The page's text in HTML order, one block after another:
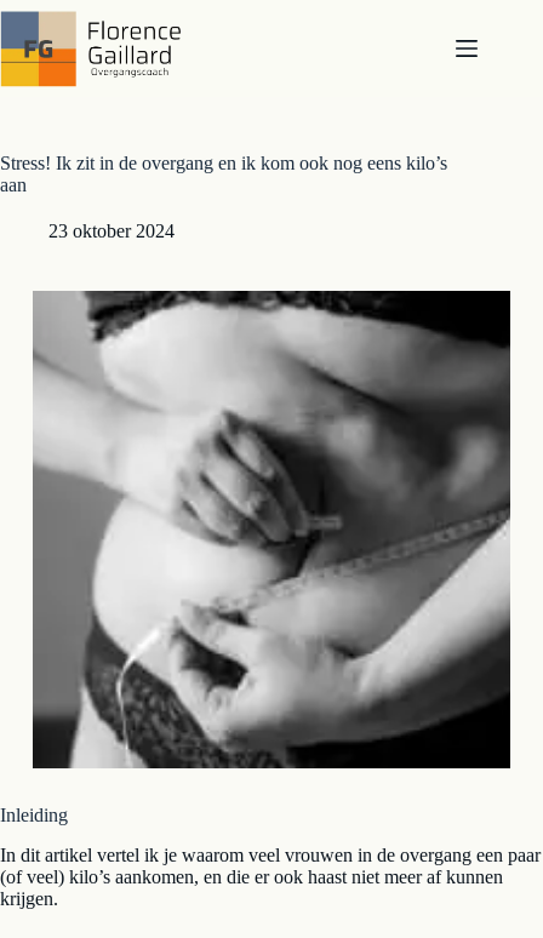
Ga
de
Stress! Ik zit in de overgang en ik kom ook nog eens kilo’s
aan
23 oktober 2024
Inleiding
In dit artikel vertel ik je waarom veel vrouwen in de overgang een paar
(of veel) kilo’s aankomen, en die er ook haast niet meer af kunnen
krijgen.